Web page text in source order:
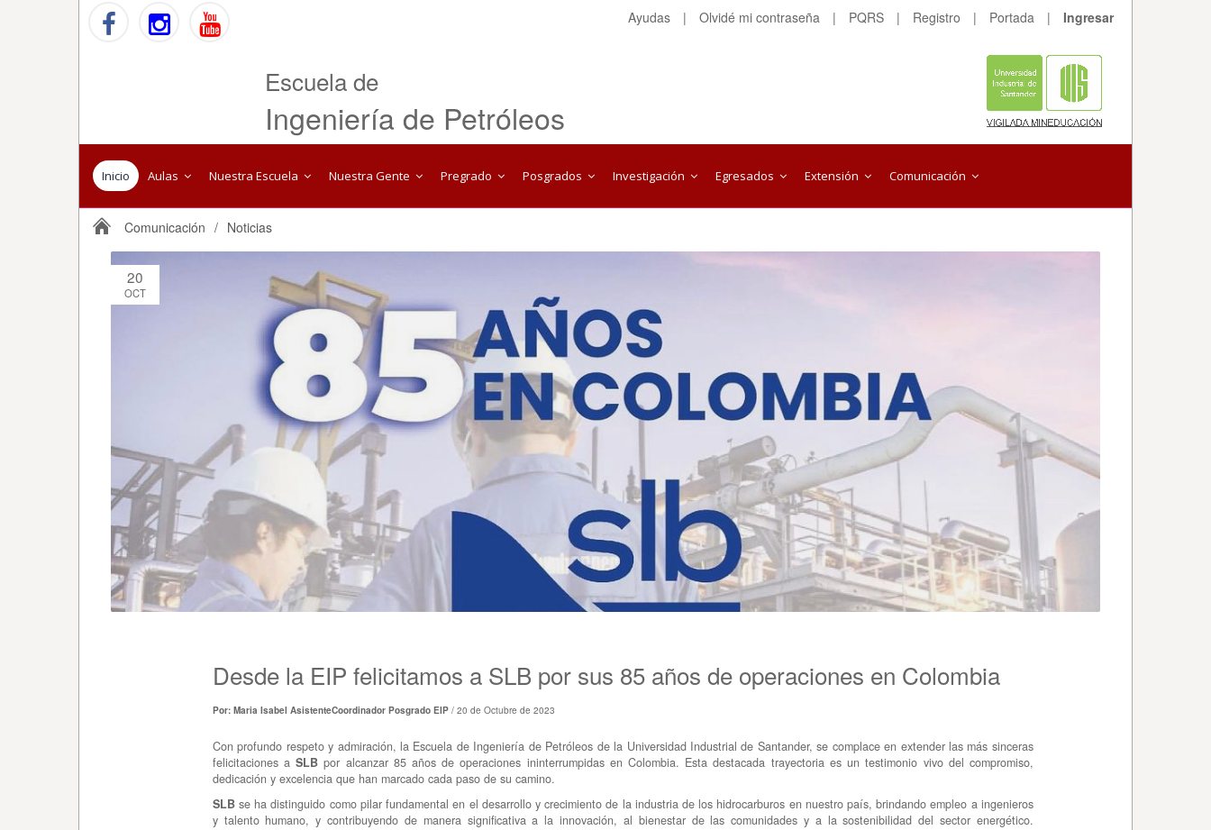
Ayudas | Olvidé mi contraseña | PQRS | Registro | Portada | Ingresar
Escuela de
Ingeniería de Petróleos
Inicio Aulas Nuestra Escuela Nuestra Gente Pregrado Posgrados Investigación Egresados Extensión Comunicación
Comunicación / Noticias